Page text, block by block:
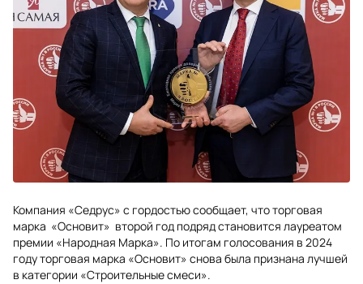
Компания «Седрус» с гордостью сообщает, что торговая
марка «Основит» второй год подряд становится лауреатом
премии «Народная Марка». По итогам голосования в 2024
году торговая марка «Основит» снова была признана лучшей
в категории «Строительные смеси».